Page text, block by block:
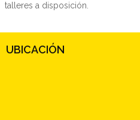
talleres a disposición.
UBICACIÓN